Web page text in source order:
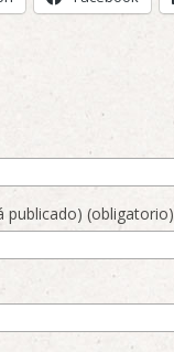
publicado) (obligatorio)